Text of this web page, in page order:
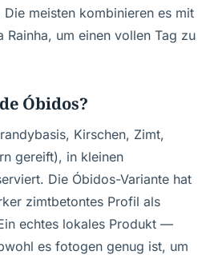
meisten kombinieren es mit
Rainha, um einen vollen Tag zu
Óbidos?
Kirschen, Zimt,
gereift), in kleinen
Die Óbidos-Variante hat
zimtbetontes Profil als
echtes lokales Produkt —
es fotogen genug ist, um